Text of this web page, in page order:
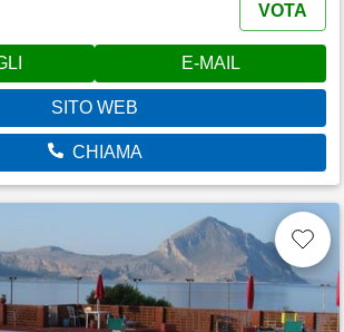
VOTA
E-MAIL
SITO WEB
CHIAMA